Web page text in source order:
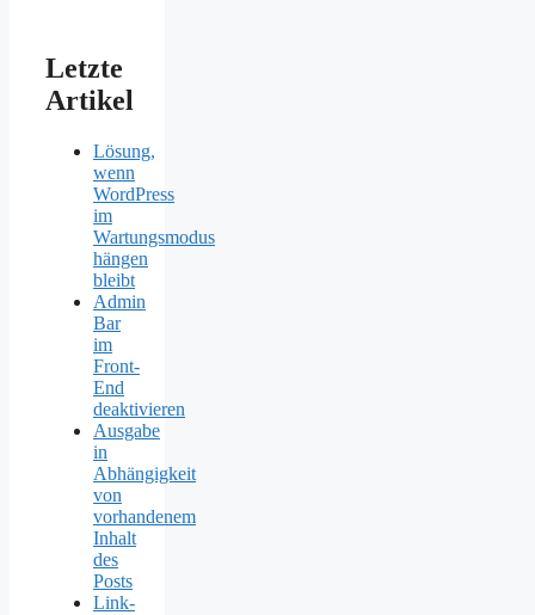
Letzte
Artikel
Lösung,
wenn
WordPress
im
Wartungsmodus
hängen
bleibt
Admin
Bar
im
Front-
End
deaktivieren
Ausgabe
in
Abhängigkeit
von
vorhandenem
Inhalt
des
Posts
Link-